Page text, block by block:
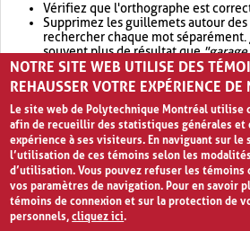
Vérifiez que l'orthographe est
Supprimez les guillemets autour
rechercher chaque mot séparément.
souvent plus de résultat que
Envisagez d'élargir votre recherche
retournera souvent plus de résultat
NOTRE SITE WEB UTILISE DES
REHAUSSER VOTRE EXPÉRIENCE
Le site web de Polytechnique Montréal utilise
afin de recueillir des statistiques générales
expérience à ses visiteurs. En naviguant sur le
l’utilisation de ces témoins selon les
d’utilisation. Vous pouvez refuser les témoins
vos paramètres de navigation. Pour en savoir
témoins de connexion et sur la protection de
personnels,cliquez ici.